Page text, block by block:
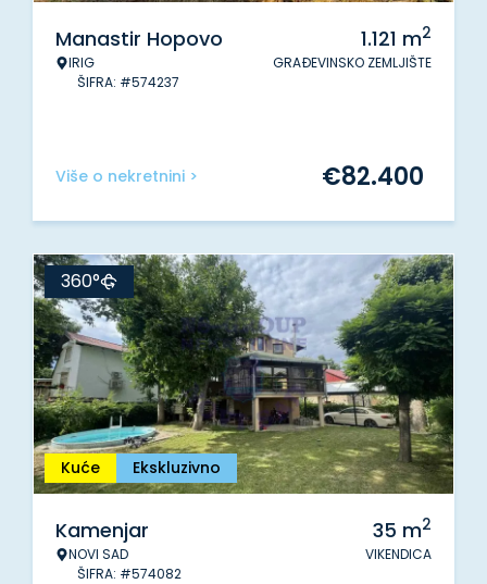
Manastir Hopovo
IRIG
ŠIFRA: #574237
1.121 m2
GRAĐEVINSKO ZEMLJIŠTE
Više o nekretnini > €82.400
Kuće Ekskluzivno
360°
Kamenjar
NOVI SAD
ŠIFRA: #574082
35 m2
VIKENDICA